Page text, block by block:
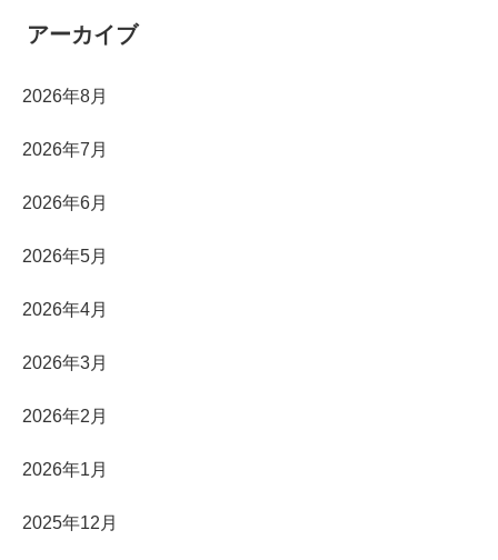
アーカイブ
2026年8月
2026年7月
2026年6月
2026年5月
2026年4月
2026年3月
2026年2月
2026年1月
2025年12月